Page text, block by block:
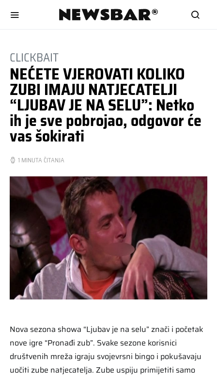
CLICKBAIT
NEĆETE VJEROVATI KOLIKO
ZUBI IMAJU NATJECATELJI
“LJUBAV JE NA SELU”: Netko
ih je sve pobrojao, odgovor će
vas šokirati
1 MINUTA ČITANJA
Nova sezona showa “Ljubav je na selu” znači i početak
nove igre “Pronađi zub”. Svake sezone korisnici
društvenih mreža igraju svojevrsni bingo i pokušavaju
uočiti zube natjecatelja. Zube uspiju primijetiti samo